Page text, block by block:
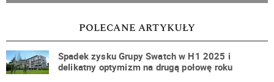
POLECANE ARTYKUŁY
Spadek zysku Grupy Swatch w H1 2025 i
delikatny optymizm na drugą połowę roku